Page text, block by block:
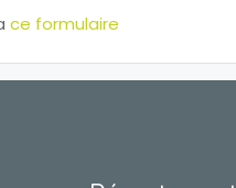
ce formulaire